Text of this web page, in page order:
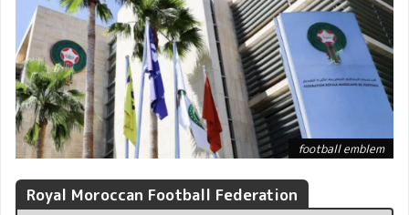
football emblem
Royal Moroccan Football Federation